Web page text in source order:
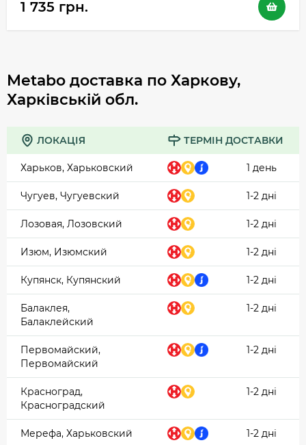
1 735 грн.
Metabo доставка по Харкову,
Харківській обл.
ЛОКАЦІЯ ТЕРМІН ДОСТАВКИ
Харьков, Харьковский 1 день
Чугуев, Чугуевский 1-2 дні
Лозовая, Лозовский 1-2 дні
Изюм, Изюмский 1-2 дні
Купянск, Купянский 1-2 дні
Балаклея,
Балаклейский
1-2 дні
Первомайский,
Первомайский
1-2 дні
Красноград,
Красноградский
1-2 дні
Мерефа, Харьковский 1-2 дні